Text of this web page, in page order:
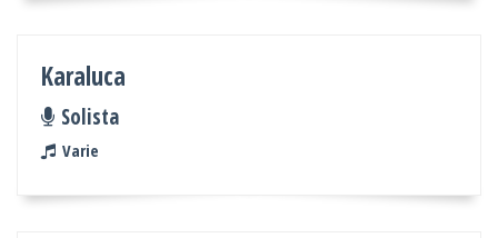
Karaluca
Solista
Varie